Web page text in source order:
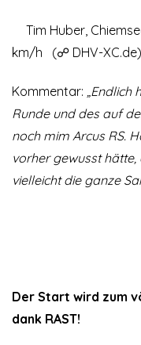
Tim Huber,
km/h (☍ DHV-XC.de)
Kommentar:
Runde und des auf
noch mim Arcus RS.
vorher gewusst
vielleicht die ganze
Der Start wird zum
dank RAST!